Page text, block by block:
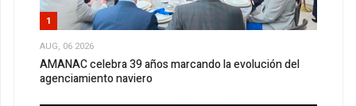
1
AUG, 06 2026
AMANAC celebra 39 años marcando la evolución del
agenciamiento naviero